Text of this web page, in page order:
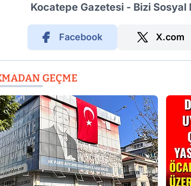
Kocatepe Gazetesi - Bizi
Facebook X.com
GEÇME